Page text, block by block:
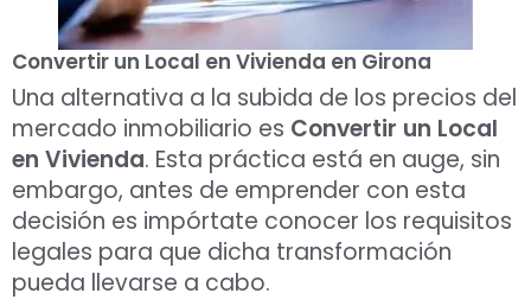
Convertir un Local en Vivienda en Girona
Una alternativa a la subida de los precios del
mercado inmobiliario es Convertir un Local
en Vivienda. Esta práctica está en auge, sin
embargo, antes de emprender con esta
decisión es impórtate conocer los requisitos
legales para que dicha transformación
pueda llevarse a cabo.